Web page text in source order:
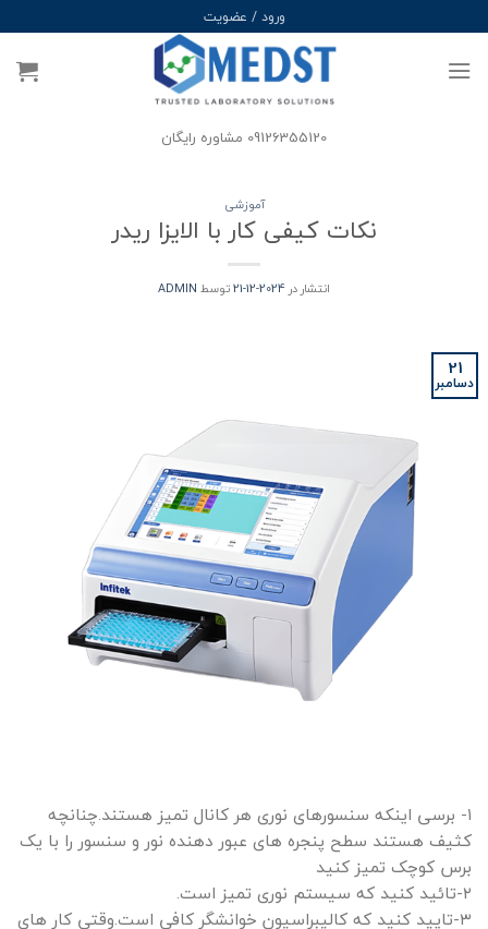
to
content
ورود / عضویت
09126355120 مشاوره رایگان
آموزشی
نکات کیفی کار با الایزا ریدر
انتشار در 2024-12-21 توسط ADMIN
21
دسامبر
١- برسی اینکه سنسورهای نوری هر کانال تمیز هستند.چنانچه
کثیف هستند سطح پنجره های عبور دهنده نور و سنسور را با یک
برس کوچک تمیز کنید
٢-تائید کنید که سیستم نوری تمیز است.
٣-تایید کنید که کالیبراسیون خوانشگر کافی است.وقتی کار های